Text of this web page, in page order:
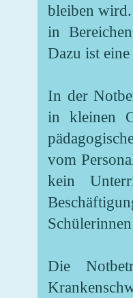
bleiben
in
Dazu ist
In der
in kleinen
vom
kein
Die